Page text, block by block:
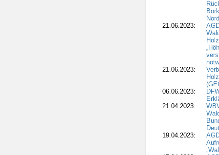
21.06.2023:
21.06.2023:
06.06.2023:
21.04.2023:
19.04.2023: